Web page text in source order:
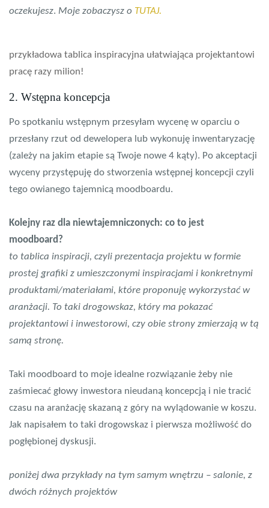
oczekujesz. Moje zobaczysz o TUTAJ.
przykładowa tablica inspiracyjna ułatwiająca projektantowi
pracę razy milion!
2. Wstępna koncepcja
Po spotkaniu wstępnym przesyłam wycenę w oparciu o
przesłany rzut od dewelopera lub wykonuję inwentaryzację
(zależy na jakim etapie są Twoje nowe 4 kąty). Po akceptacji
wyceny przystępuję do stworzenia wstępnej koncepcji czyli
tego owianego tajemnicą moodboardu.
Kolejny raz dla niewtajemniczonych: co to jest
moodboard?
to tablica inspiracji, czyli prezentacja projektu w formie
prostej grafiki z umieszczonymi inspiracjami i konkretnymi
produktami/materiałami, które proponuję wykorzystać w
aranżacji. To taki drogowskaz, który ma pokazać
projektantowi i inwestorowi, czy obie strony zmierzają w tą
samą stronę.
Taki moodboard to moje idealne rozwiązanie żeby nie
zaśmiecać głowy inwestora nieudaną koncepcją i nie tracić
czasu na aranżację skazaną z góry na wylądowanie w koszu.
Jak napisałem to taki drogowskaz i pierwsza możliwość do
pogłębionej dyskusji.
poniżej dwa przykłady na tym samym wnętrzu – salonie, z
dwóch różnych projektów